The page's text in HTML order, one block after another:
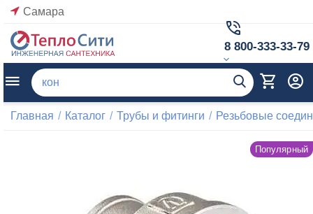
Самара
8 800-333-33-79
Главная / Каталог / Трубы и фитинги / Резьбовые
Популярный